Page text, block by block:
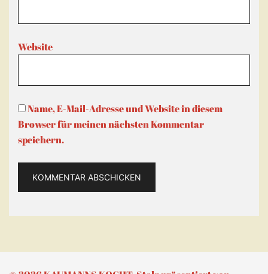
Website
Name, E-Mail-Adresse und Website in diesem
Browser für meinen nächsten Kommentar
speichern.